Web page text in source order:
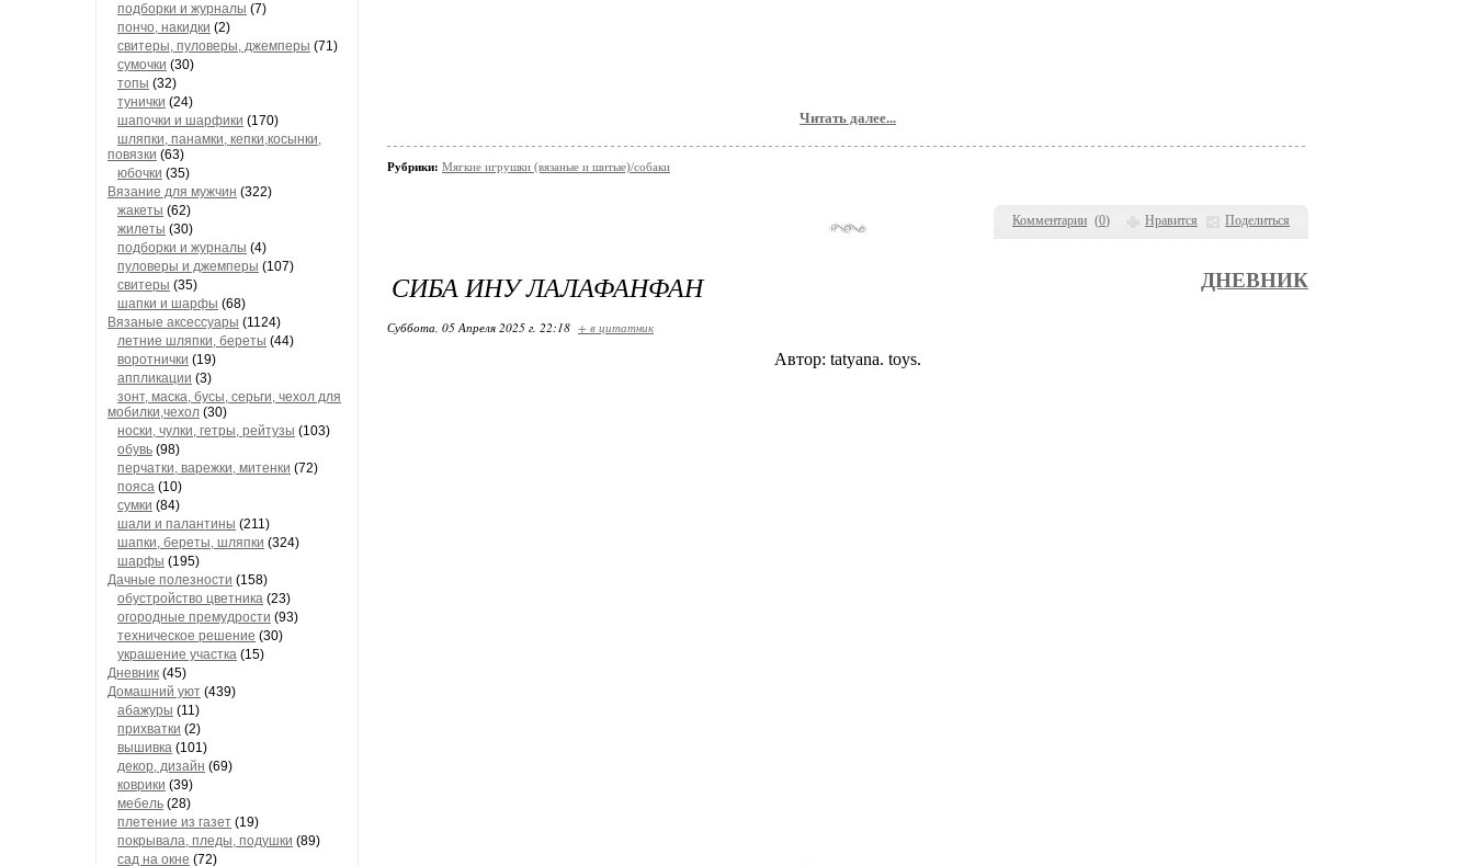
подборки и журналы (7)
пончо, накидки (2)
свитеры, пуловеры, джемперы (71)
сумочки (30)
топы (32)
тунички (24)
шапочки и шарфики (170)
шляпки, панамки, кепки,косынки,
повязки (63)
юбочки (35)
Вязание для мужчин (322)
жакеты (62)
жилеты (30)
подборки и журналы (4)
пуловеры и джемперы (107)
свитеры (35)
шапки и шарфы (68)
Вязаные аксессуары (1124)
летние шляпки, береты (44)
воротнички (19)
аппликации (3)
зонт, маска, бусы, серьги, чехол для
мобилки,чехол (30)
носки, чулки, гетры, рейтузы (103)
обувь (98)
перчатки, варежки, митенки (72)
пояса (10)
сумки (84)
шали и палантины (211)
шапки, береты, шляпки (324)
шарфы (195)
Дачные полезности (158)
обустройство цветника (23)
огородные премудрости (93)
техническое решение (30)
украшение участка (15)
Дневник (45)
Домашний уют (439)
абажуры (11)
прихватки (2)
вышивка (101)
декор, дизайн (69)
коврики (39)
мебель (28)
плетение из газет (19)
покрывала, пледы, подушки (89)
сад на окне (72)
Комментарии (0) Нравится Поделиться
Читать далее...
Рубрики: Мягкие игрушки (вязаные и шитые)/собаки
СИБА ИНУ ЛАЛАФАНФАН ДНЕВНИК
Суббота, 05 Апреля 2025 г. 22:18 + в цитатник
Автор: tatyana. toys.